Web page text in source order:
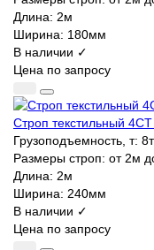
Длина: 2м
Ширина: 180мм
В наличии ✓
Цена по запросу
Строп текстильный 4СТ
Грузоподъемность, т: 8т
Размеры строп: от 2м
Длина: 2м
Ширина: 240мм
В наличии ✓
Цена по запросу